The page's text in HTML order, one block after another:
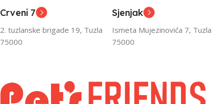
FILTRIRAJ PO TEŽINI
1kg – 3kg
FILTRIRAJ PO TEŽINI
Crveni 7
2. tuzlanske brigade 19, Tuzla
75000
Sjenjak
Ismeta Mujezinovića 7, Tuzla
75000